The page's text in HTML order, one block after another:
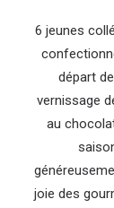
6 jeunes
départ
vernissage
au
joie des